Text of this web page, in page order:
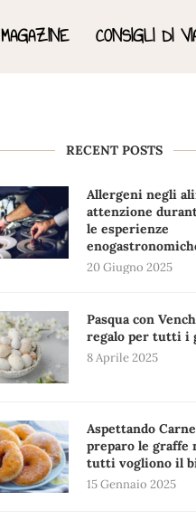
MAGAZINE CONSIGLI DI
RECENT POSTS
Allergeni negli
attenzione
le esperienze
20 Giugno 2025
Pasqua con
regalo per tutti i
8 Aprile 2025
Aspettando
preparo le graffe
tutti vogliono il
15 Gennaio 2025